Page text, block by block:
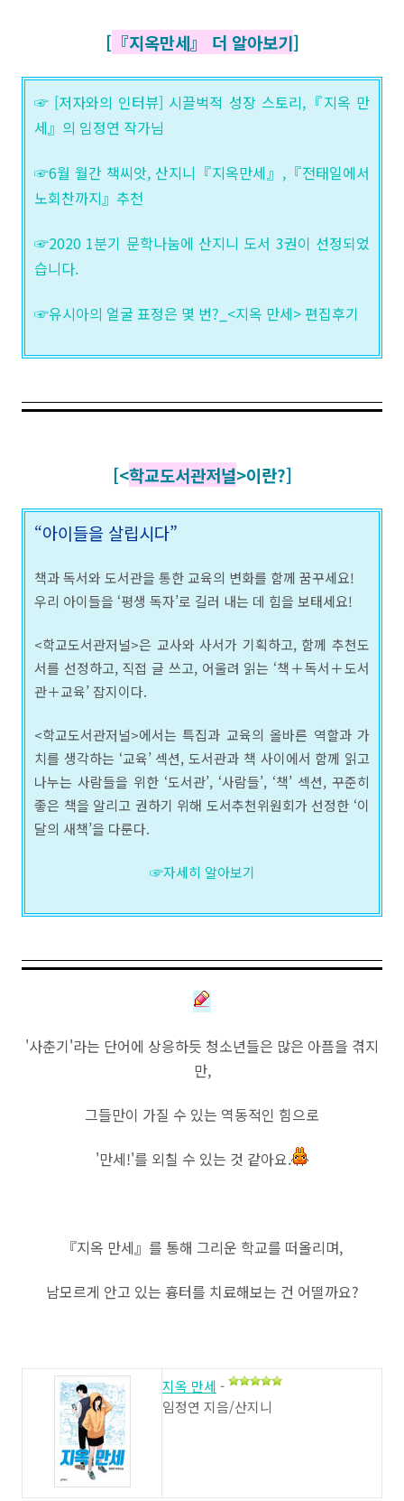
[『지옥만세』 더 알아보기]
☞ [저자와의 인터뷰] 시끌벅적 성장 스토리,『지옥 만
세』의 임정연 작가님
☞6월 월간 책씨앗, 산지니『지옥만세』,『전태일에서
노회찬까지』추천
☞2020 1분기 문학나눔에 산지니 도서 3권이 선정되었
습니다.
☞유시아의 얼굴 표정은 몇 번?_<지옥 만세> 편집후기
[<학교도서관저널>이란?]
“아이들을 살립시다”
책과 독서와 도서관을 통한 교육의 변화를 함께 꿈꾸세요!
우리 아이들을 ‘평생 독자’로 길러 내는 데 힘을 보태세요!
<학교도서관저널>은 교사와 사서가 기획하고, 함께 추천도
서를 선정하고, 직접 글 쓰고, 어울려 읽는 ‘책＋독서＋도서
관＋교육’ 잡지이다.
<학교도서관저널>에서는 특집과 교육의 올바른 역할과 가
치를 생각하는 ‘교육’ 섹션, 도서관과 책 사이에서 함께 읽고
나누는 사람들을 위한 ‘도서관’, ‘사람들’, ‘책’ 섹션, 꾸준히
좋은 책을 알리고 권하기 위해 도서추천위원회가 선정한 ‘이
달의 새책’을 다룬다.
☞자세히 알아보기
'사춘기'라는 단어에 상응하듯 청소년들은 많은 아픔을 겪지
만,
그들만이 가질 수 있는 역동적인 힘으로
'만세!'를 외칠 수 있는 것 같아요.
『지옥 만세』를 통해 그리운 학교를 떠올리며,
남모르게 안고 있는 흉터를 치료해보는 건 어떨까요?
지옥 만세 -
임정연 지음/산지니